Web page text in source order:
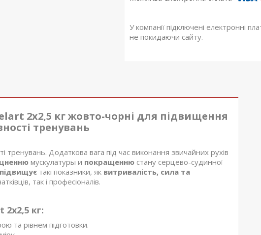
У компанії підключені електронні
не покидаючи сайту.
2x2,5 кг жовто-чорні для підвищення
тренувань
тренувань. Додаткова вага під час виконання звичайних рухів
мускулатуры и покращенню стану серцево-судинної
підвищує такі показники, як витривалість, сила та
так і професіоналів.
кг:
та рівнем підготовки.